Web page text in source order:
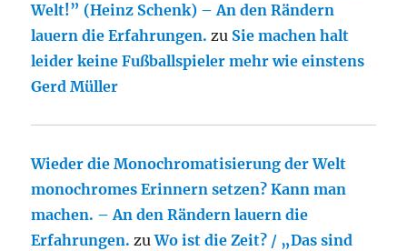
Welt!” (Heinz Schenk) – An den Rändern
lauern die Erfahrungen. zu Sie machen halt
leider keine Fußballspieler mehr wie einstens
Gerd Müller
Wieder die Monochromatisierung der Welt
monochromes Erinnern setzen? Kann man
machen. – An den Rändern lauern die
Erfahrungen. zuWo ist die Zeit? / „Das sind